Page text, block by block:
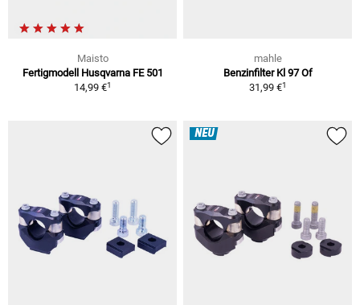
Maisto
Fertigmodell Husqvarna FE 501
14,99 €1
mahle
Benzinfilter Kl 97 Of
31,99 €1
NEU